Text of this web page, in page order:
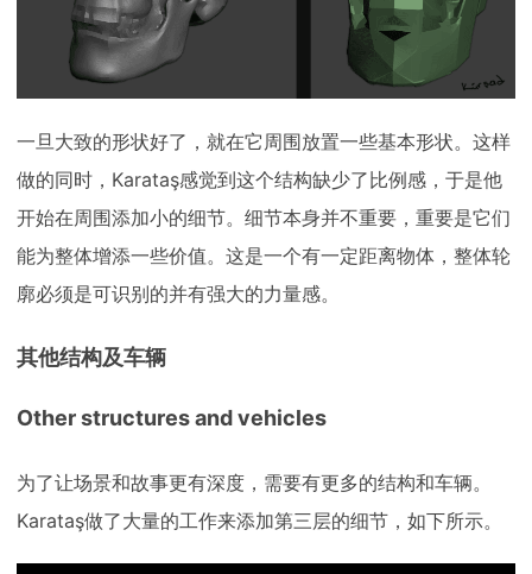
一旦大致的形状好了，就在它周围放置一些基本形状。这样
做的同时，Karataş感觉到这个结构缺少了比例感，于是他
开始在周围添加小的细节。细节本身并不重要，重要是它们
能为整体增添一些价值。这是一个有一定距离物体，整体轮
廓必须是可识别的并有强大的力量感。
其他结构及车辆
Other structures and vehicles
为了让场景和故事更有深度，需要有更多的结构和车辆。
Karataş做了大量的工作来添加第三层的细节，如下所示。